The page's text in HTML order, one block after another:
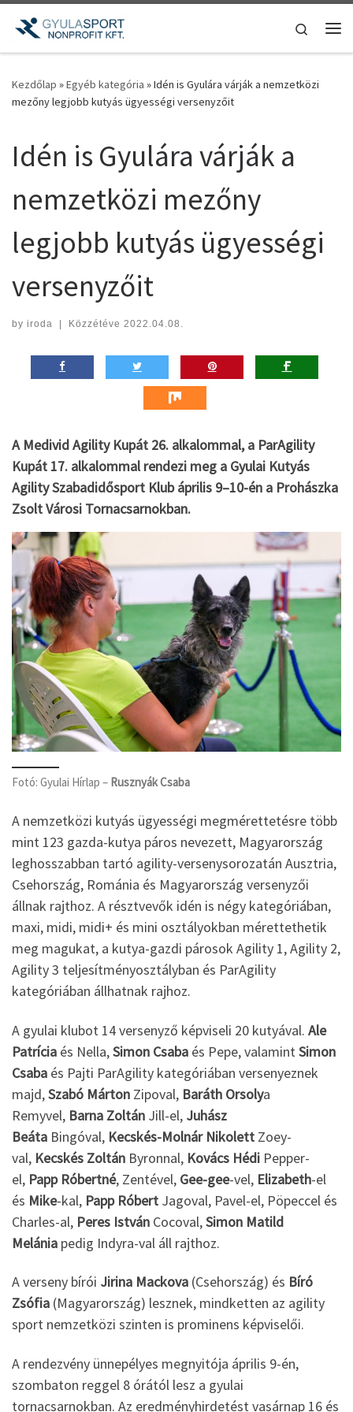
Teljes tartalom megjelenítése
Search
Kezdőlap »Egyéb kategória »Idén is Gyulára várják a nemzetközi
mezőny legjobb kutyás ügyességi versenyzőit
Idén is Gyulára várják a
nemzetközi mezőny
legjobb kutyás ügyességi
versenyzőit
by iroda | Közzétéve 2022.04.08.
A Medivid Agility Kupát 26. alkalommal, a ParAgility
Kupát 17. alkalommal rendezi meg a Gyulai Kutyás
Agility Szabadidősport Klub április 9–10-én a Prohászka
Zsolt Városi Tornacsarnokban.
Fotó: Gyulai Hírlap – Rusznyák Csaba
A nemzetközi kutyás ügyességi megmérettetésre több
mint 123 gazda-kutya páros nevezett, Magyarország
leghosszabban tartó agility-versenysorozatán Ausztria,
Csehország, Románia és Magyarország versenyzői
állnak rajthoz. A résztvevők idén is négy kategóriában,
maxi, midi, midi+ és mini osztályokban mérettethetik
meg magukat, a kutya-gazdi párosok Agility 1, Agility 2,
Agility 3 teljesítményosztályban és ParAgility
kategóriában állhatnak rajhoz.
A gyulai klubot 14 versenyző képviseli 20 kutyával. Ale
Patrícia és Nella,Simon Csaba és Pepe, valamint Simon
Csaba és Pajti ParAgility kategóriában versenyeznek
majd,Szabó Márton Zipoval, Baráth Orsolya
Remyvel, Barna Zoltán Jill-el, Juhász
Beáta Bingóval, Kecskés-Molnár Nikolett Zoey-
val, Kecskés Zoltán Byronnal, Kovács Hédi Pepper-
el, Papp Róbertné, Zentével, Gee-gee-vel, Elizabeth-el
és Mike-kal, Papp Róbert Jagoval, Pavel-el, Pöpeccel és
Charles-al, Peres István Cocoval,Simon Matild
Melánia pedig Indyra-val áll rajthoz.
A verseny bírói Jirina Mackova (Csehország) és Bíró
Zsófia (Magyarország) lesznek, mindketten az agility
sport nemzetközi szinten is prominens képviselői.
A rendezvény ünnepélyes megnyitója április 9-én,
szombaton reggel 8 órától lesz a gyulai
tornacsarnokban. Az eredményhirdetést vasárnap 16 és